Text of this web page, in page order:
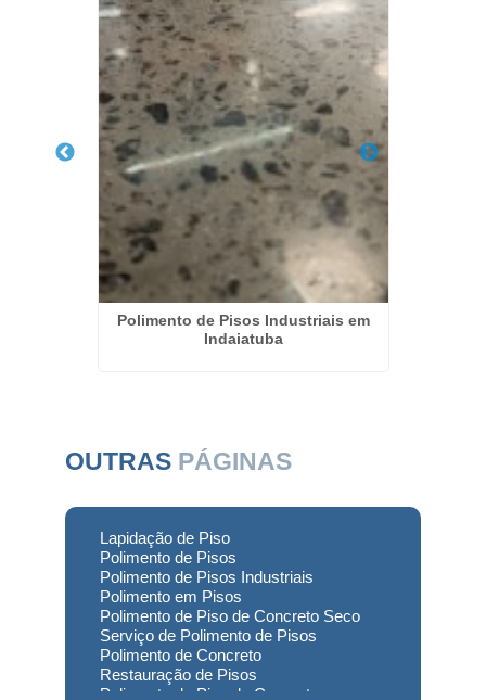
Polimento de Pisos Industriais em
Indaiatuba
OUTRAS PÁGINAS
Lapidação de Piso
Polimento de Pisos
Polimento de Pisos Industriais
Polimento em Pisos
Polimento de Piso de Concreto Seco
Serviço de Polimento de Pisos
Polimento de Concreto
Restauração de Pisos
Polimento de Piso de Concreto